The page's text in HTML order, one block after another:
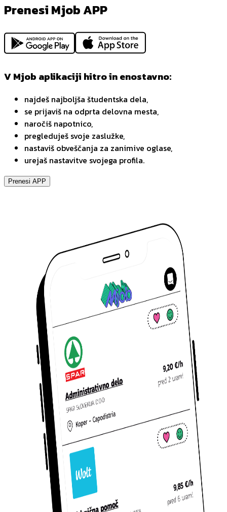
Prenesi Mjob APP
V Mjob aplikaciji hitro in enostavno:
najdeš najboljša študentska dela,
se prijaviš na odprta delovna mesta,
naročiš napotnico,
pregleduješ svoje zaslužke,
nastaviš obveščanja za zanimive oglase,
urejaš nastavitve svojega profila.
Prenesi APP